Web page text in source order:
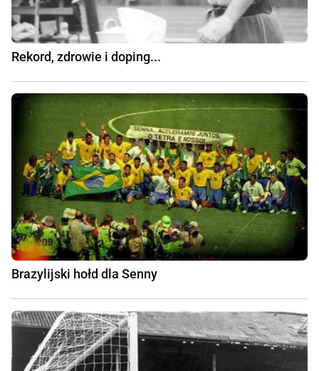
Rekord, zdrowie i doping...
Brazylijski hołd dla Senny